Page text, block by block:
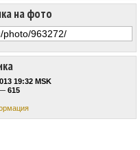
19:32 MSK
615
на фото